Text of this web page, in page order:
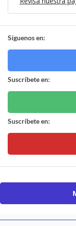
Síguenos en:
Suscríbete en:
Suscríbete en: